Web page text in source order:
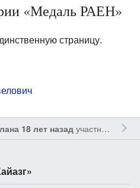
«Медаль РАЕН»
страницу.
18 лет назадучастником